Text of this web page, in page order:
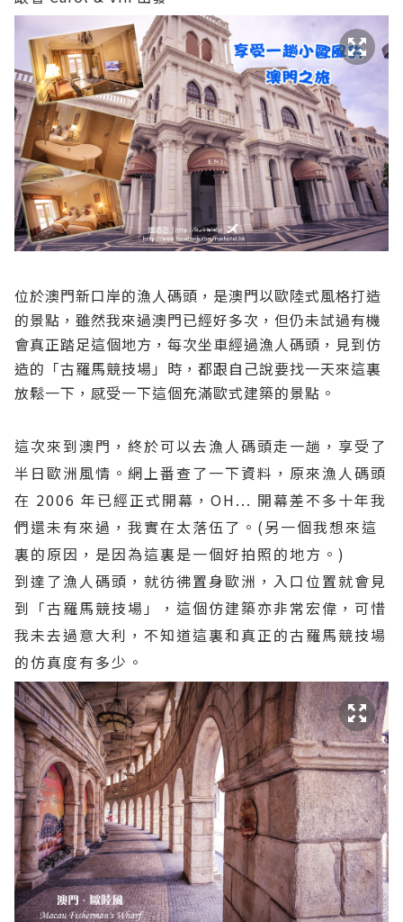
位於澳門新口岸的漁人碼頭，是澳門以歐陸式風格打造
的景點，雖然我來過澳門已經好多次，但仍未試過有機
會真正踏足這個地方，每次坐車經過漁人碼頭，見到仿
造的「古羅馬競技場」時，都跟自己說要找一天來這裏
放鬆一下，感受一下這個充滿歐式建築的景點。
這次來到澳門，終於可以去漁人碼頭走一趟，享受了
半日歐洲風情。網上番查了一下資料，原來漁人碼頭
在 2006 年已經正式開幕，OH... 開幕差不多十年我
們還未有來過，我實在太落伍了。(另一個我想來這
裏的原因，是因為這裏是一個好拍照的地方。)
到達了漁人碼頭，就彷彿置身歐洲，入口位置就會見
到「古羅馬競技場」，這個仿建築亦非常宏偉，可惜
我未去過意大利，不知道這裏和真正的古羅馬競技場
的仿真度有多少。